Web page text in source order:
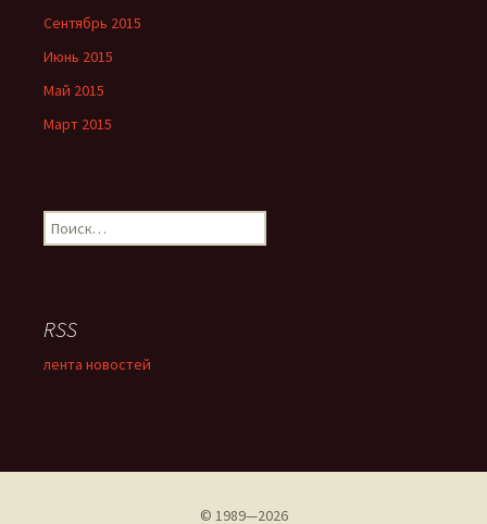
Сентябрь 2015
Июнь 2015
Май 2015
Март 2015
Н
а
:RSS
лента новостей
© 1989—2026